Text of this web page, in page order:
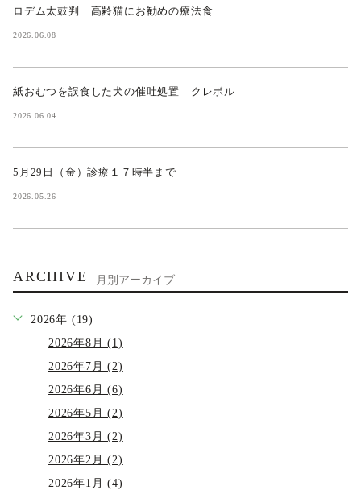
ロデム太鼓判 高齢猫にお勧めの療法食
2026.06.08
紙おむつを誤食した犬の催吐処置 クレボル
2026.06.04
5月29日（金）診療１７時半まで
2026.05.26
ARCHIVE 月別アーカイブ
2026年 (19)
2026年8月 (1)
2026年7月 (2)
2026年6月 (6)
2026年5月 (2)
2026年3月 (2)
2026年2月 (2)
2026年1月 (4)